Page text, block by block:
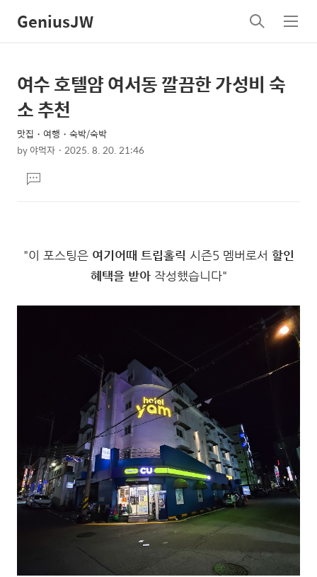
GeniusJW
검
색
메
뉴
상
세
컨
텐
본
문
제
목
여수 호텔얌 여서동 깔끔한 가성비 숙
소 추천
맛집・여행・숙박/숙박
by야먹자 2025. 8. 20. 21:46
문댓
글
"이 포스팅은 여기어때 트립홀릭 시즌5 멤버로서 할인
혜택을 받아작성했습니다"